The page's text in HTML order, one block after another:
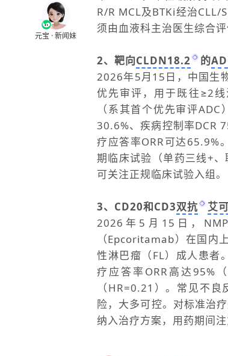
元宝 · 新闻妹
R/R MCL及BTKi经治CLL/
须由血液科主治医生综合评
2、靶向CLDN18.2 的
2026年5月15日，中国生
优先审评，用于既往≥2
（系其首个优先审评
30.6%、疾病控制率DCR
疗应答率ORR可达65.9%
期临床试验（单药三线+
可关注正规临床试验入组。
3、CD20和CD3双抗 艾
2026年5月15日，
（Epcoritamab）在国内
性淋巴瘤（FL）成人患者
疗应答率ORR高达95%
（HR=0.21）。常见不良
险，大多可控。对标准治
纳入治疗方案，用药期间注